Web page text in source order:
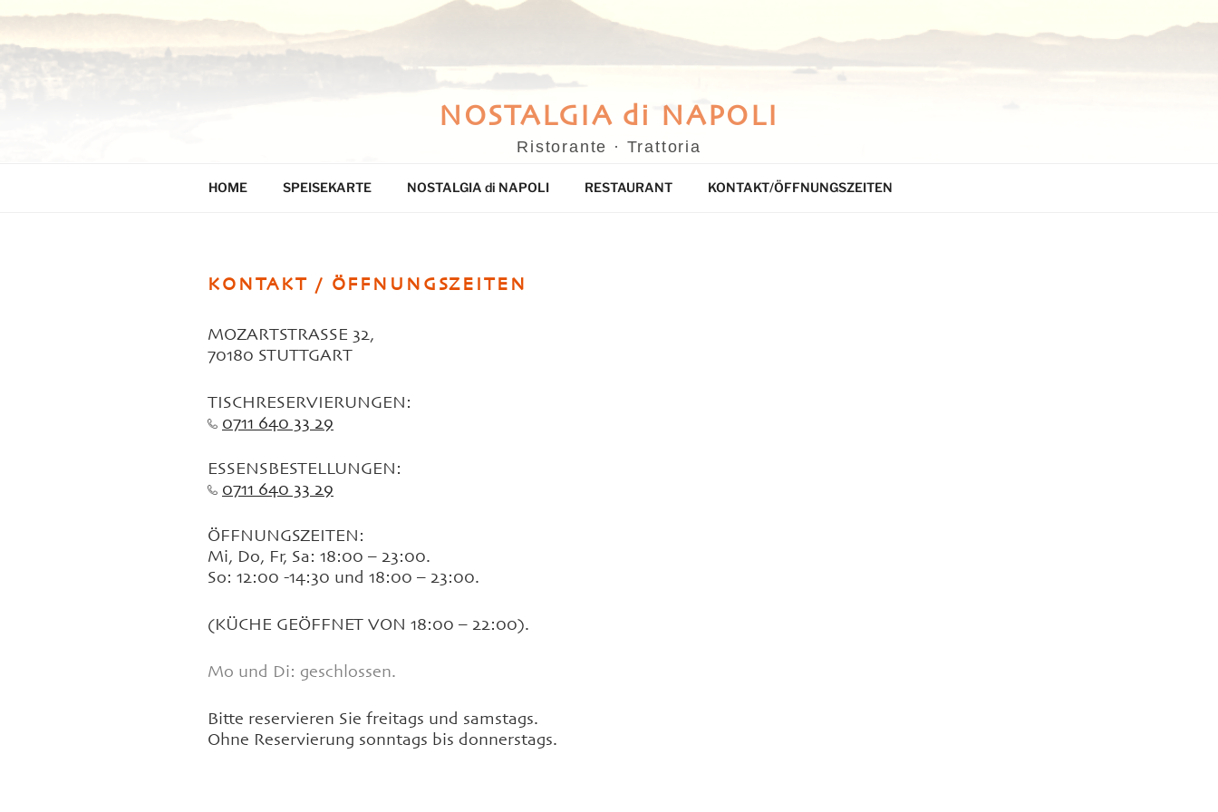
Zum
springen
NOSTALGIA di NAPOLI
Ristorante · Trattoria
HOME SPEISEKARTE NOSTALGIA di NAPOLI RESTAURANT KONTAKT/ÖFFNUNGSZEITEN
KONTAKT / ÖFFNUNGSZEITEN
MOZARTSTRASSE 32,
70180 STUTTGART
TISCHRESERVIERUNGEN:
0711 640 33 29
ESSENSBESTELLUNGEN:
0711 640 33 29
ÖFFNUNGSZEITEN:
Mi, Do, Fr, Sa: 18:00 – 23:00.
So: 12:00 -14:30 und 18:00 – 23:00.
(KÜCHE GEÖFFNET VON 18:00 – 22:00).
Mo und Di: geschlossen.
Bitte reservieren Sie freitags und samstags.
Ohne Reservierung sonntags bis donnerstags.